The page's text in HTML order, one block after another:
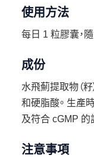
使用方法
每日 1 粒膠囊，
成份
水飛薊提取物（
和硬脂酸。 生產
及符合 cGMP 的
注意事項